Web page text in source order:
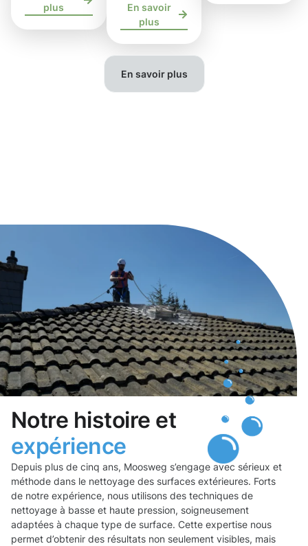
plus
En savoir
plus
En savoir plus
Notre histoire et
expérience
Depuis plus de cinq ans, Moosweg s’engage avec sérieux et
méthode dans le nettoyage des surfaces extérieures. Forts
de notre expérience, nous utilisons des techniques de
nettoyage à basse et haute pression, soigneusement
adaptées à chaque type de surface. Cette expertise nous
permet d’obtenir des résultats non seulement visibles, mais